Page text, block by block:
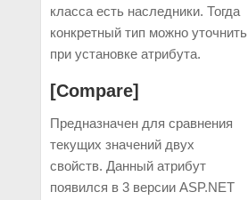
класса есть наследники. Тогда
конкретный тип можно уточнить
при установке атрибута.
[Compare]
Предназначен для сравнения
текущих значений двух
свойств. Данный атрибут
появился в 3 версии ASP.NET